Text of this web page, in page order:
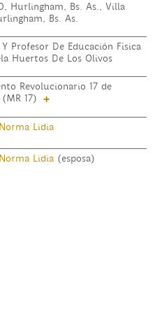
Hurlingham, Bs. As., Villa
Bs. As.
Profesor De Educación Física
Huertos De Los Olivos
Revolucionario 17 de
17)
+
Lidia
Lidia(esposa)